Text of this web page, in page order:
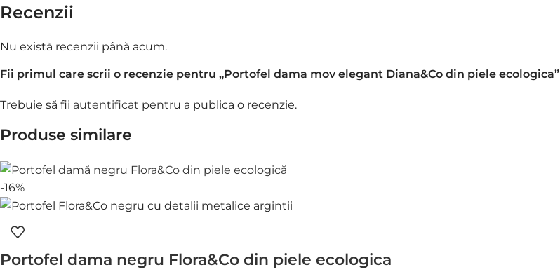
Recenzii
Nu există recenzii până acum.
Fii primul care scrii o recenzie pentru „Portofel dama mov elegant Diana&Co din piele ecologica”
Trebuie să fii autentificat pentru a publica o recenzie.
Produse similare
-16%
Portofel dama negru Flora&Co din piele ecologica